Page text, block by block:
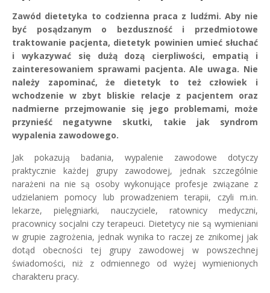
Zawód dietetyka to codzienna praca z ludźmi. Aby nie
być posądzanym o bezduszność i przedmiotowe
traktowanie pacjenta, dietetyk powinien umieć słuchać
i wykazywać się dużą dozą cierpliwości, empatią i
zainteresowaniem sprawami pacjenta. Ale uwaga. Nie
należy zapominać, że dietetyk to też człowiek i
wchodzenie w zbyt bliskie relacje z pacjentem oraz
nadmierne przejmowanie się jego problemami, może
przynieść negatywne skutki, takie jak syndrom
wypalenia zawodowego.
Jak pokazują badania, wypalenie zawodowe dotyczy
praktycznie każdej grupy zawodowej, jednak szczególnie
narażeni na nie są osoby wykonujące profesje związane z
udzielaniem pomocy lub prowadzeniem terapii, czyli m.in.
lekarze, pielęgniarki, nauczyciele, ratownicy medyczni,
pracownicy socjalni czy terapeuci. Dietetycy nie są wymieniani
w grupie zagrożenia, jednak wynika to raczej ze znikomej jak
dotąd obecności tej grupy zawodowej w powszechnej
świadomości, niż z odmiennego od wyżej wymienionych
charakteru pracy.